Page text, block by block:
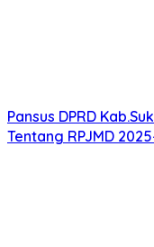
Pansus DPRD
Tentang RPJMD